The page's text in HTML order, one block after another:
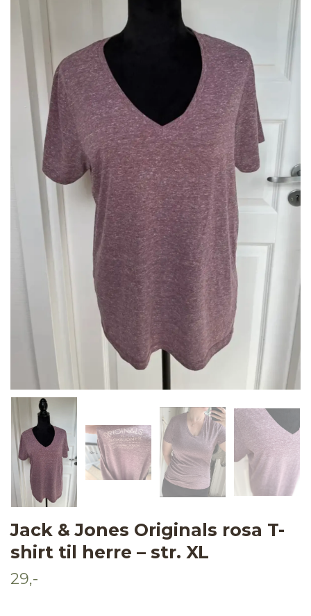
Jack & Jones Originals rosa T-
shirt til herre – str. XL
29,-